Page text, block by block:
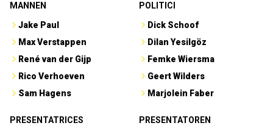
MANNEN
Jake Paul
Max Verstappen
René van der Gijp
Rico Verhoeven
Sam Hagens
POLITICI
Dick Schoof
Dilan Yesilgöz
Femke Wiersma
Geert Wilders
Marjolein Faber
PRESENTATRICES
PRESENTATOREN